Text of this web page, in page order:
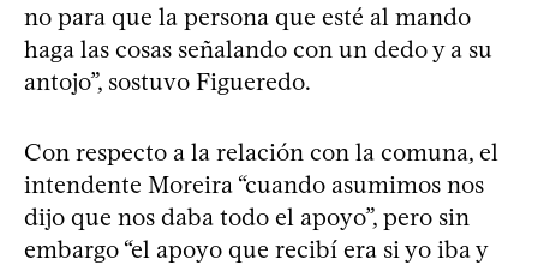
no para que la persona que esté al mando
haga las cosas señalando con un dedo y a su
antojo”, sostuvo Figueredo.
Con respecto a la relación con la comuna, el
intendente Moreira “cuando asumimos nos
dijo que nos daba todo el apoyo”, pero sin
embargo “el apoyo que recibí era si yo iba y